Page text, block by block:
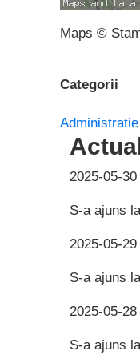
Maps ©
Categorii
2025-05-
S-a ajuns
2025-05-
S-a ajuns
2025-05-
S-a ajuns